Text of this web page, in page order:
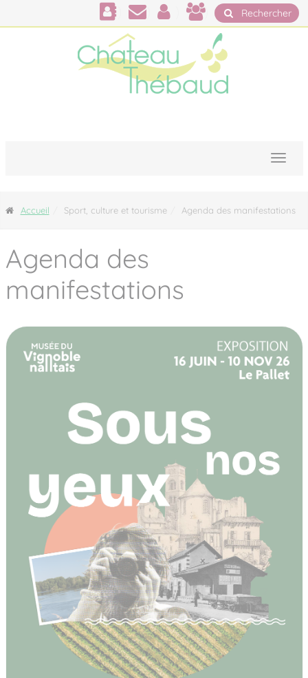
Rechercher
Accueil Sport, culture et tourisme Agenda des manifestations
Agenda des
manifestations
Panneau de gestion des cookies